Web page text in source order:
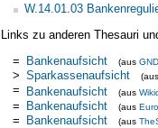
W.14.01.03
Links zu anderen Thesauri
= Bankenaufsicht (aus GND
> Sparkassenaufsicht (aus
= Bankenaufsicht (aus
= Bankenaufsicht (aus
= Bankenaufsicht (aus